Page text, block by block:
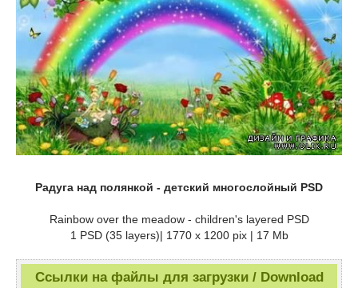
Радуга над полянкой - детский многослойный PSD
Rainbow over the meadow - children's layered PSD
1 PSD (35 layers)| 1770 x 1200 pix | 17 Mb
Ссылки на файлы для загрузки / Download